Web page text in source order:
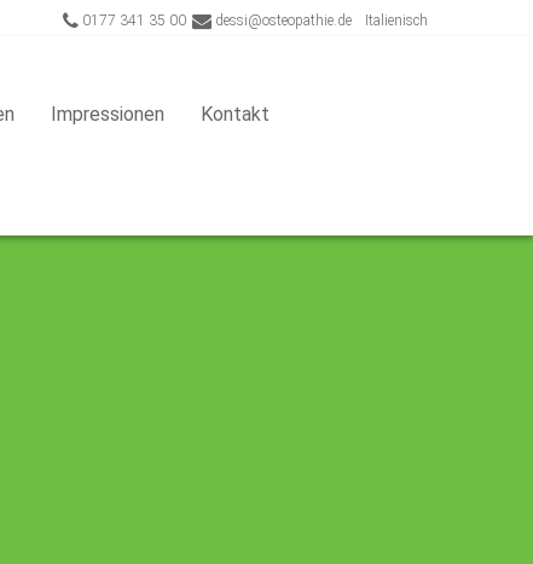
Italienisch
dessi@osteopathie.de
0177 341 35 00
Impressionen Kontakt